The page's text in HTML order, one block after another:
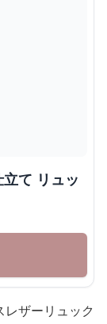
て リュッ
ザーリュック